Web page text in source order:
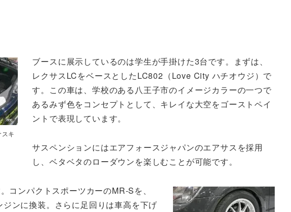
キ
ブースに展示しているのは学生が手掛けた3台です。まずは、
レクサスLCをベースとしたLC802（Love City ハチオウジ）で
す。この車は、学校のある八王子市のイメージカラーの一つで
あるみず色をコンセプトとして、キレイな大空をゴーストペイ
ントで表現しています。
サスペンションにはエアフォースジャパンのエアサスを採用
し、ベタベタのローダウンを楽しむことが可能です。
コンパクトスポーツカーのMR-Sを、
ンに換装。さらに足回りは車高を下げ